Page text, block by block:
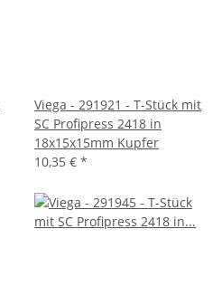
Viega - 291921 - T-Stück mit
SC Profipress 2418 in
18x15x15mm Kupfer
10,35 € *